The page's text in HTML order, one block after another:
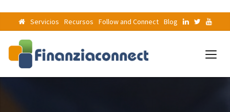
Servicios Recursos Follow and Connect Blog